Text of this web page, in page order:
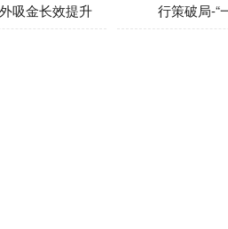
吸金长效提升 行策破局-“